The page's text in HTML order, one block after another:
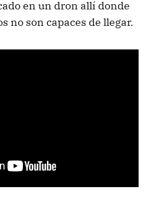
en un dron allí donde
no son capaces de llegar.